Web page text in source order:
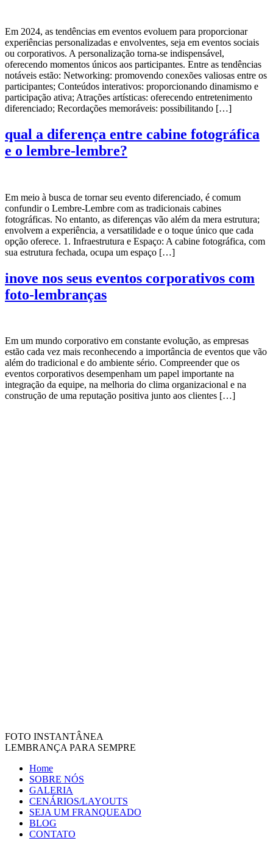
Em 2024, as tendências em eventos evoluem para proporcionar
experiências personalizadas e envolventes, seja em eventos sociais
ou corporativos. A personalização torna-se indispensável,
oferecendo momentos únicos aos participantes. Entre as tendências
notáveis estão: Networking: promovendo conexões valiosas entre os
participantes; Conteúdos interativos: proporcionando dinamismo e
participação ativa; Atrações artísticas: oferecendo entretenimento
diferenciado; Recordações memoráveis: possibilitando […]
qual a diferença entre cabine fotográfica
e o lembre-lembre?
Em meio à busca de tornar seu evento diferenciado, é comum
confundir o Lembre-Lembre com as tradicionais cabines
fotográficas. No entanto, as diferenças vão além da mera estrutura;
envolvem a experiência, a versatilidade e o toque único que cada
opção oferece. 1. Infraestrutura e Espaço: A cabine fotográfica, com
sua estrutura fechada, ocupa um espaço […]
inove nos seus eventos corporativos com
foto-lembranças
Em um mundo corporativo em constante evolução, as empresas
estão cada vez mais reconhecendo a importância de eventos que vão
além do tradicional e do ambiente sério. Compreender que os
eventos corporativos desempenham um papel importante na
integração da equipe, na melhoria do clima organizacional e na
construção de uma reputação positiva junto aos clientes […]
FOTO INSTANTÂNEA
LEMBRANÇA PARA SEMPRE
Home
SOBRE NÓS
GALERIA
CENÁRIOS/LAYOUTS
SEJA UM FRANQUEADO
BLOG
CONTATO